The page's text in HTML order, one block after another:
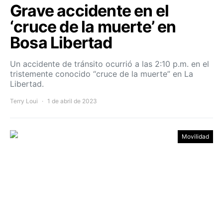
Grave accidente en el
‘cruce de la muerte’ en
Bosa Libertad
Un accidente de tránsito ocurrió a las 2:10 p.m. en el
tristemente conocido “cruce de la muerte” en La
Libertad.
Terry Loui 1 de abril de 2023
Movilidad